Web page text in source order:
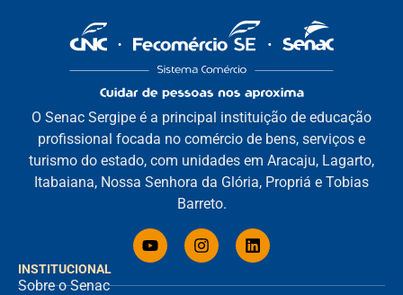
INSTITUCIONAL
Sobre o Senac
O Senac Sergipe é a principal instituição de educação
profissional focada no comércio de bens, serviços e
turismo do estado, com unidades em Aracaju, Lagarto,
Itabaiana, Nossa Senhora da Glória, Propriá e Tobias
Barreto.